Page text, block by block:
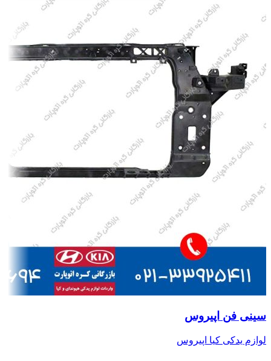
سینی فن اپیروس
لوازم یدکی کیا اپیروس